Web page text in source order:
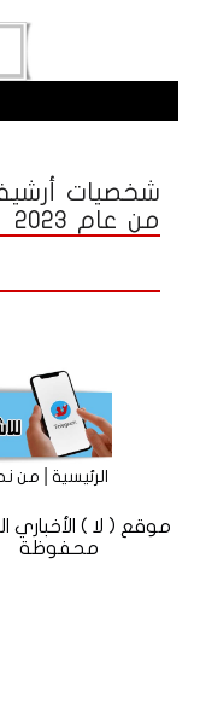
شخصيات أرشيف
من عام 2023
الرئيسية|من
محفوظة